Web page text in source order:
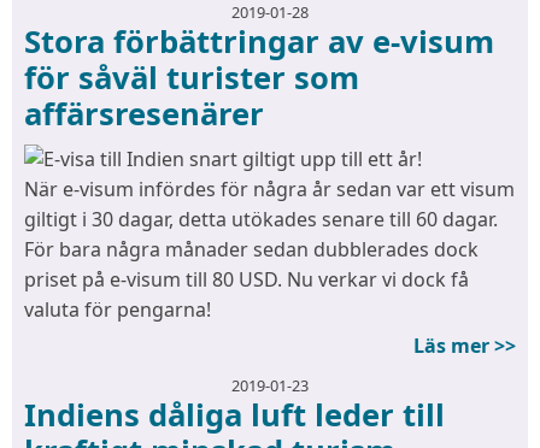
2019-01-28
Stora förbättringar av e-visum
för såväl turister som
affärsresenärer
När e-visum infördes för några år sedan var ett visum
giltigt i 30 dagar, detta utökades senare till 60 dagar.
För bara några månader sedan dubblerades dock
priset på e-visum till 80 USD. Nu verkar vi dock få
valuta för pengarna!
Läs mer >>
2019-01-23
Indiens dåliga luft leder till